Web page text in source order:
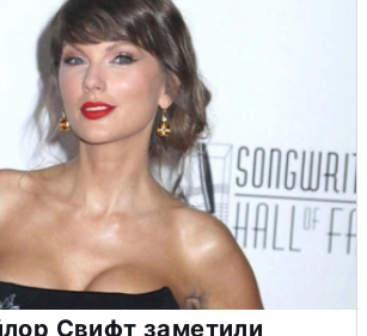
Свифт заметили